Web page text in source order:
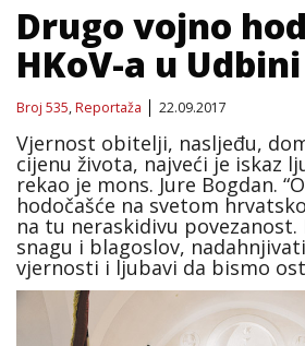
Drugo vojno
HKoV-a u Udbini
Broj 535,Reportaža 22.09.2017
Vjernost obitelji, nasljeđu,
cijenu života, najveći je iskaz
rekao je mons. Jure Bogdan.
hodočašće na svetom
na tu neraskidivu
snagu i blagoslov,
vjernosti i ljubavi da bismo